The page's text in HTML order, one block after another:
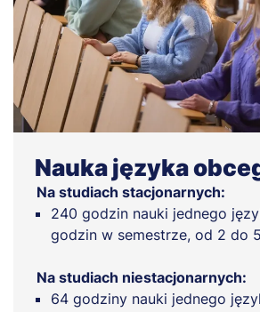
Nauka języka
Na studiach stacjonarnych:
240 godzin nauki jednego
godzin w semestrze, od 2 do
Na studiach niestacjonarnych:
64 godziny nauki jednego